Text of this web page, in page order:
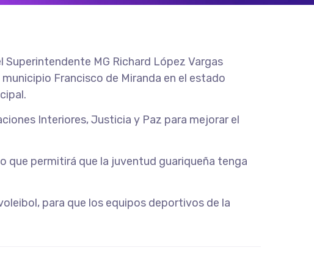
MG Richard López Vargas
Francisco de Miranda en el estado
Interiores, Justicia y Paz para mejorar el
que permitirá que la juventud guariqueña tenga
para que los equipos deportivos de la